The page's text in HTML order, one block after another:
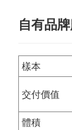
自有品
樣本
交付價值
體積